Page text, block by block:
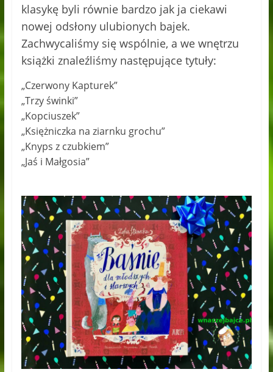
klasykę byli równie bardzo jak ja ciekawi
nowej odsłony ulubionych bajek.
Zachwycaliśmy się wspólnie, a we wnętrzu
książki znaleźliśmy następujące tytuły:
„Czerwony Kapturek”
„Trzy świnki”
„Kopciuszek”
„Księżniczka na ziarnku grochu”
„Knyps z czubkiem”
„Jaś i Małgosia”